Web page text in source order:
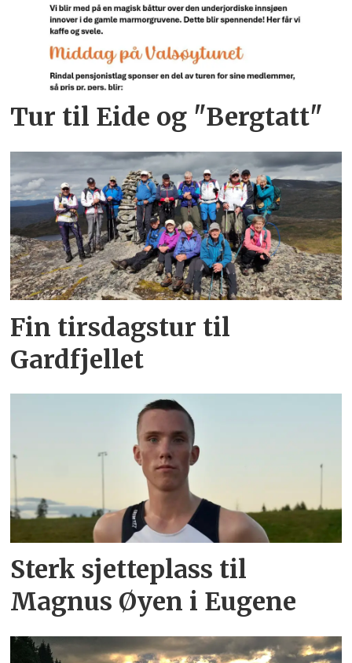
Tur til Eide og "Bergtatt"
Fin tirsdagstur til
Gardfjellet
Sterk sjetteplass til
Magnus Øyen i Eugene